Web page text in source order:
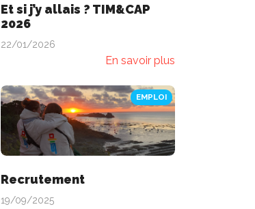
Et si j’y allais ? TIM&CAP
2026
22/01/2026
En savoir plus
EMPLOI
Recrutement
19/09/2025